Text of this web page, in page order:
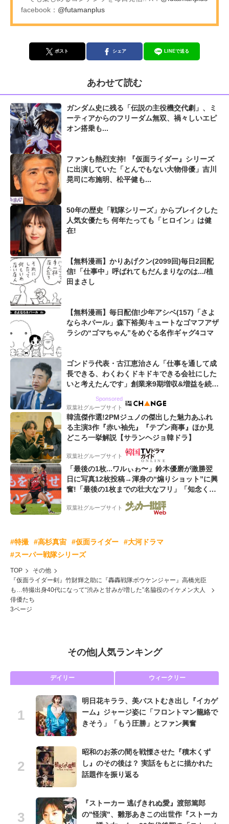
facebook： @futamanplus
ポスト シェア LINEで送る
あわせて読む
ガンダム史に残る「伝説の主役機交代劇」、ミ
ーティアからのフリーダム無双、禍々しいエピ
オン搭乗も...
ファンも熱烈支持! 『仮面ライダー』シリーズ
に出演していた「とんでもない大物俳優」吉川
晃司に布施明、松平健も...
50年の歴史「戦隊シリーズ」からブレイクした
人気女優たち 何年たっても「ヒロイン」は健
在!
【無料漫画】かりあげクン(2099回)毎日2回配
信!「仕事中」呼ばれてもだんまりなのは.../植
田まさし
【無料漫画】毎日配信!少年アシベ(157)「さよ
ならネパール」森下裕美/キュートなゴマフアザ
ラシの“ゴマちゃん”をめぐる名作ギャグ4コマ
ゴンドラ代表・古江恵治さん「仕事を通して成
長できる、わくわくドキドキできる会社にした
いと考えたんです」創業来9期増収&増益を続け
Sponsored
双葉社グループサイト
韓流傑作選!2PMジュノの傑出した魅力あふれ
る主演3作『赤い袖先』『テプン商事』ほか見
どころ一挙解説【サランヘジョ韓ドラ】
双葉社グループサイト
「最後の1枚...ワルぃゎ〜」鈴木優磨が激勝翌
日に写真12枚投稿→渾身の“煽りショット”に興
奮!「最後の1枚までの壮大なフリ」「知念くん
のことどんだけ好きなんよw」
双葉社グループサイト
#特撮 #高杉真宙 #仮面ライダー
#大河ドラマ
#スーパー戦隊シリーズ
TOP
その他
『仮面ライダー剣』竹財輝之助に『轟轟戦隊ボウケンジャー』高橋光臣
も…特撮出身40代になって“渋みと甘みが増した”名脇役のイケメン大人
俳優たち
3ページ
その他| 人気ランキング
デイリー ウィークリー
明日花キララ、美バストむき出し『イカゲ
ーム』ジャージ姿に「フロントマン籠絡で
きそう」「もう圧勝」とファン興奮
昭和のお茶の間を戦慄させた『積木くず
し』のその後は？ 実話をもとに描かれた
話題作を振り返る
『ストーカー 逃げきれぬ愛』渡部篤郎
の"怪演"、雛形あきこの出世作『ストーカ